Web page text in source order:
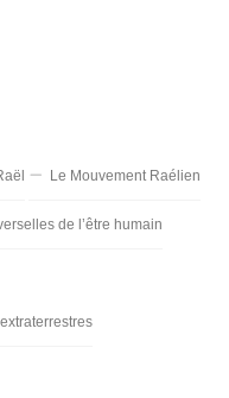
Le Mouvement Raélien
de l’être humain